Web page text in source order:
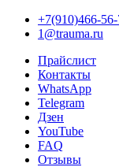
+7(910)466-
1@trauma.ru
Прайслист
Контакты
WhatsApp
Telegram
Дзен
YouTube
FAQ
Отзывы